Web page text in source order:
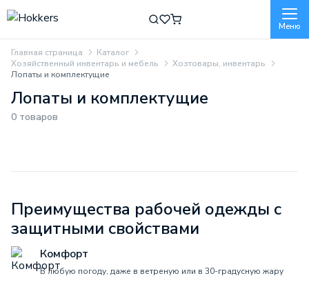
Меню
Главная страница
Каталог
Хозяйственный инвентарь и мебель
Хозтовары, инвентарь
Лопаты и комплектущие
Лопаты и комплектущие
0 товаров
Преимущества рабочей одежды с
защитными свойствами
Комфорт
В любую погоду, даже в ветреную или в 30-градусную жару